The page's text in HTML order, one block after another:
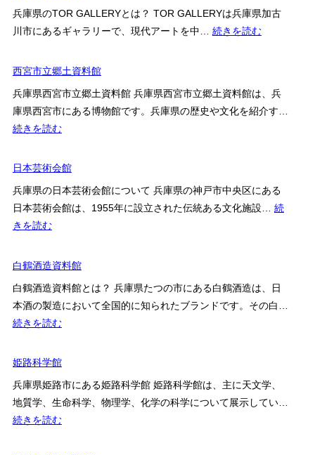
ラ
リ
楽
部
兵庫県のTOR GALLERYとは？ TOR GALLERYは兵庫県加古
川市にあるギャラリーで、現代アートを中… 続きを読む:
西宮市立郷土資料館
兵庫県西宮市立郷土資料館 兵庫県西宮市立郷土資料館は、兵
庫県西宮市にある博物館です。兵庫県の歴史や文化を紹介す…
続きを読む:
宮
立
郷
料
館
日本芸術会館
兵庫県の日本芸術会館について 兵庫県の神戸市中央区にある
日本芸術会館は、1955年に設立された伝統ある文化施設… 続
きを読む:
本
術
会
館
白鶴酒造資料館
白鶴酒造資料館とは？ 兵庫県たつの市にある白鶴酒造は、日
本酒の製造において全国的に知られたブランドです。その白…
続きを読む:
鶴
造
資
料
姫路科学館
兵庫県姫路市にある姫路科学館 姫路科学館は、主に天文学、
地質学、生命科学、物理学、化学の科学について展示してい…
続きを読む: